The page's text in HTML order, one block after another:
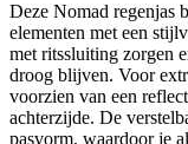
Deze Nomad regenjas
elementen met een
met ritssluiting zorgen
droog blijven. Voor
voorzien van een
achterzijde. De
pasvorm, waardoor je